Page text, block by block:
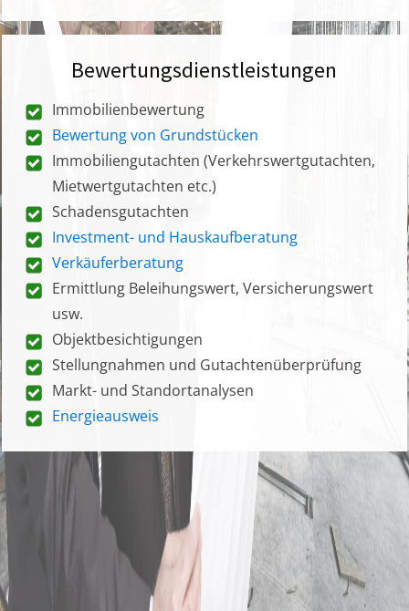
Bewertungsdienstleistungen
Immobilienbewertung
Bewertung von Grundstücken
Immobiliengutachten (Verkehrswertgutachten,
Mietwertgutachten etc.)
Schadensgutachten
Investment- und Hauskaufberatung
Verkäuferberatung
Ermittlung Beleihungswert, Versicherungswert
usw.
Objektbesichtigungen
Stellungnahmen und Gutachtenüberprüfung
Markt- und Standortanalysen
Energieausweis